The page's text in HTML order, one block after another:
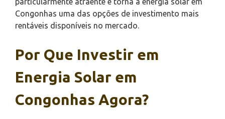
Congonhas uma das opções de investimento mais
rentáveis disponíveis no mercado.
Por Que Investir em
Energia Solar em
Congonhas Agora?